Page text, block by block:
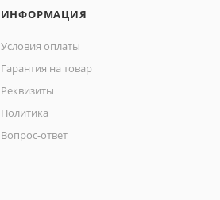
ИНФОРМАЦИЯ
Условия оплаты
Гарантия на товар
Реквизиты
Политика
Вопрос-ответ